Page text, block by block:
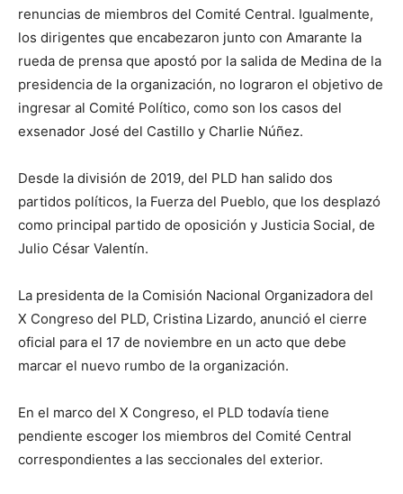
renuncias de miembros del Comité Central. Igualmente,
los dirigentes que encabezaron junto con Amarante la
rueda de prensa que apostó por la salida de Medina de la
presidencia de la organización, no lograron el objetivo de
ingresar al Comité Político, como son los casos del
exsenador José del Castillo y Charlie Núñez.
Desde la división de 2019, del PLD han salido dos
partidos políticos, la Fuerza del Pueblo, que los desplazó
como principal partido de oposición y Justicia Social, de
Julio César Valentín.
La presidenta de la Comisión Nacional Organizadora del
X Congreso del PLD, Cristina Lizardo, anunció el cierre
oficial para el 17 de noviembre en un acto que debe
marcar el nuevo rumbo de la organización.
En el marco del X Congreso, el PLD todavía tiene
pendiente escoger los miembros del Comité Central
correspondientes a las seccionales del exterior.